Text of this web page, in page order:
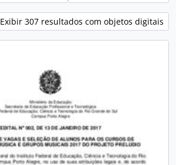
Exibir 307 resultados com objetos digitais